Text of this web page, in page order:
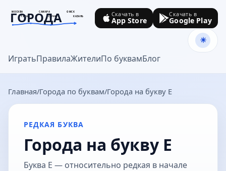
МОСКВА САМАРА
ОМСК
ТУЛА
СОЧИ КАЗАНЬ
ГОРОДА
goroda-na.ru
ИгратьПравилаЖителиПо буквамБлог
Скачать в
App Store
Скачать в
Google Play
Главная Города по буквам Города на букву Е
РЕДКАЯ БУКВА
Города на букву Е
Буква Е — относительно редкая в начале